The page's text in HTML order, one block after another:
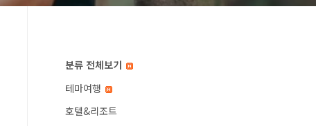
분류 전체보기
테마여행
호텔&리조트